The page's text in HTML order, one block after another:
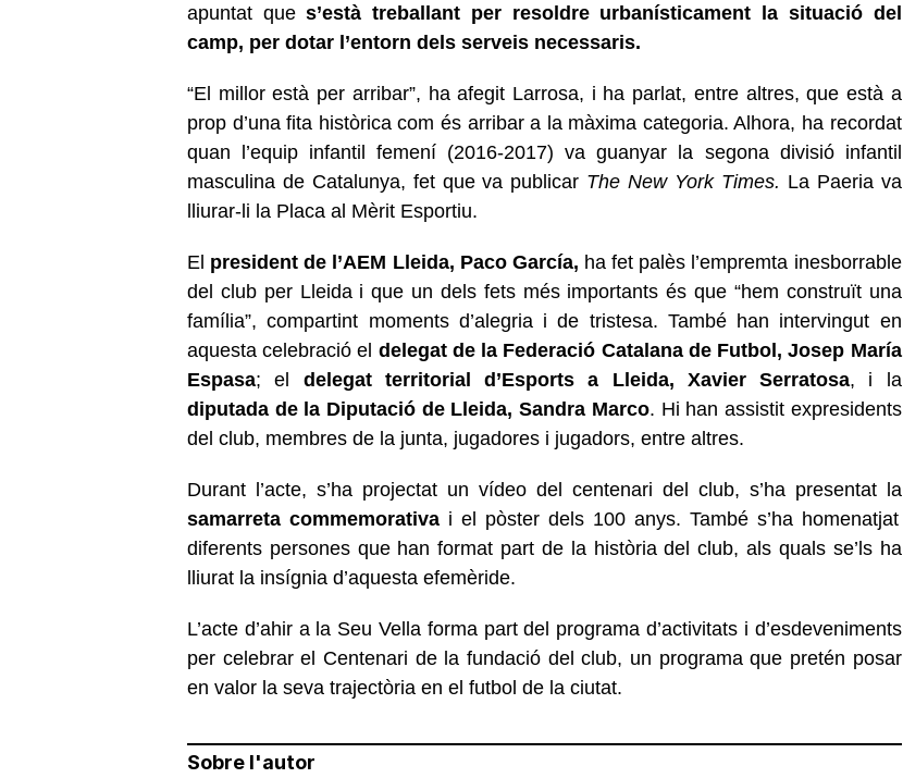
apuntat ques’està treballant per resoldre urbanísticament la situació del
camp, per dotar l’entorn dels serveis necessaris.
“El millor està per arribar”, ha afegit Larrosa, i ha parlat, entre altres, que està a
prop d’una fita històrica com és arribar a la màxima categoria. Alhora, ha recordat
quan l’equip infantil femení (2016-2017) va guanyar la segona divisió infantil
masculina de Catalunya, fet que va publicar The New York Times. La Paeria va
lliurar-li la Placa al Mèrit Esportiu.
El president de l’AEM Lleida, Paco García, ha fet palès l’empremta inesborrable
del club per Lleida i que un dels fets més importants és que “hem construït una
família”, compartint moments d’alegria i de tristesa. També han intervingut en
aquesta celebració el delegat de la Federació Catalana de Futbol, Josep María
Espasa; el delegat territorial d’Esports a Lleida, Xavier Serratosa, i la
diputada de la Diputació de Lleida, Sandra Marco. Hi han assistit expresidents
del club, membres de la junta, jugadores i jugadors, entre altres.
Durant l’acte, s’ha projectat un vídeo del centenari del club, s’ha presentat la
samarreta commemorativai el pòster dels 100 anys. També s’ha homenatjat
diferents persones que han format part de la història del club, als quals se’ls ha
lliurat la insígnia d’aquesta efemèride.
L’acte d’ahir a la Seu Vella forma part del programa d’activitats i d’esdeveniments
per celebrar el Centenari de la fundació del club, un programa que pretén posar
en valor la seva trajectòria en el futbol de la ciutat.
Sobre l'autor